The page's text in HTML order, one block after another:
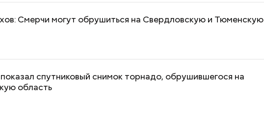
Смерчи могут обрушиться на Свердловскую и Тюменскую
спутниковый снимок торнадо, обрушившегося на
область